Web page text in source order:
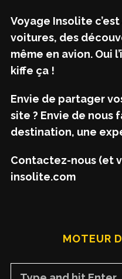
Voyage Insolite
voitures, des
même en avion. Oui
kiffe ça !
Envie de partager
site ? Envie de nous
destination, une
Contactez-nous (et
insolite.com
MOTEUR